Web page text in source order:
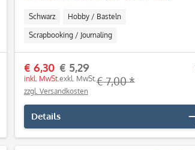
Merken
Schwarz Hobby / Basteln
Scrapbooking / Journaling
€ 6,30
inkl. MwSt.
€ 5,29
exkl. MwSt.€ 7,00 *
zzgl. Versandkosten
Details